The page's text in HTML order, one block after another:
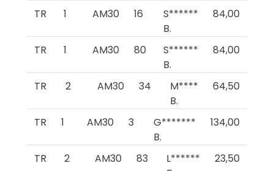
TR 1 AM30 16
S******
B.
84,00
TR 1 AM30 80
S******
B.
84,00
TR 2 AM30 34
M****
B.
64,50
TR 1 AM30 3
G*******
B.
134,00
TR 2 AM30 83
L******
23,50